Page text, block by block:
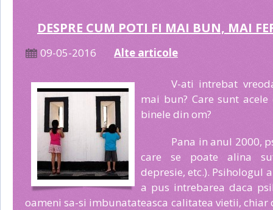
DESPRE CUM POTI FI MAI BUN, MAI
09-05-2016 Alte articole
V-ati intrebat
mai bun? Care sunt
binele din om?
Pana in anul 2000,
care se poate alina
depresie, etc.). Psihologul
a pus intrebarea daca
oameni sa-si imbunatateasca calitatea vietii,